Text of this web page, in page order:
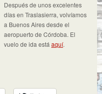
Después de unos excelentes
días en Traslasierra, volvíamos
a Buenos Aires desde el
aeropuerto de Córdoba. El
vuelo de ida está aquí.